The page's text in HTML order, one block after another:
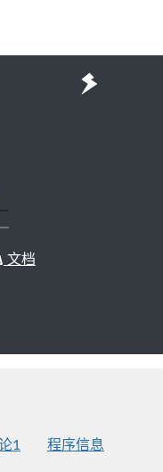
文档
1 程序信息